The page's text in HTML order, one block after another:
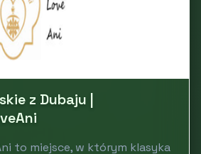
z Dubaju |
to miejsce, w którym klasyka